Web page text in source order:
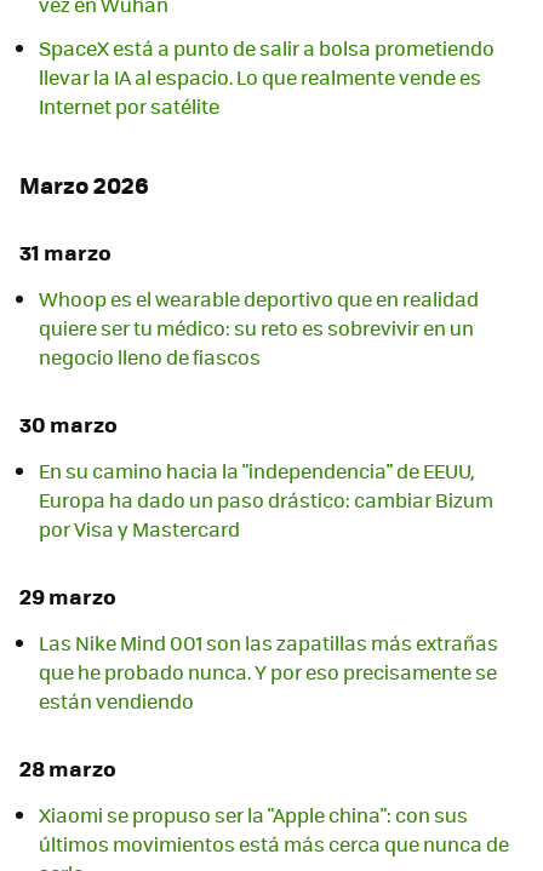
SpaceX está a punto de salir a bolsa prometiendo
llevar la IA al espacio. Lo que realmente vende es
Internet por satélite
Marzo 2026
31 marzo
Whoop es el wearable deportivo que en realidad
quiere ser tu médico: su reto es sobrevivir en un
negocio lleno de fiascos
30 marzo
En su camino hacia la "independencia" de EEUU,
Europa ha dado un paso drástico: cambiar Bizum
por Visa y Mastercard
29 marzo
Las Nike Mind 001 son las zapatillas más extrañas
que he probado nunca. Y por eso precisamente se
están vendiendo
28 marzo
Xiaomi se propuso ser la "Apple china": con sus
últimos movimientos está más cerca que nunca de